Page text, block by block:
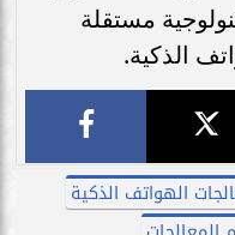
مستقلة
الذكية.
الهواتف الذكية